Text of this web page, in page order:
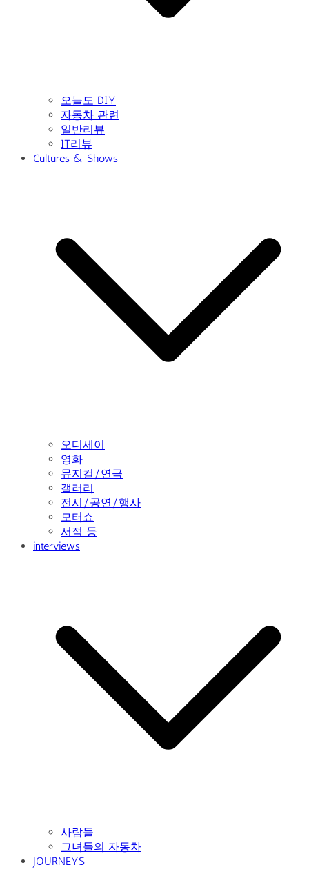
오늘도 DIY
자동차 관련
일반리뷰
IT리뷰
Cultures & Shows
오디세이
영화
뮤지컬/연극
갤러리
전시/공연/행사
모터쇼
서적 등
interviews
사람들
그녀들의 자동차
JOURNEYS